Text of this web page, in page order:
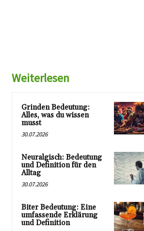
Weiterlesen
Grinden Bedeutung:
Alles, was du wissen
musst
30.07.2026
Neuralgisch: Bedeutung
und Definition für den
Alltag
30.07.2026
Biter Bedeutung: Eine
umfassende Erklärung
und Definition